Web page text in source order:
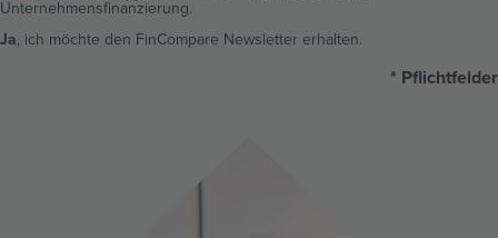
Unternehmensfinanzierung.
Ja, ich möchte den FinCompare Newsletter erhalten.
* Pflichtfelder